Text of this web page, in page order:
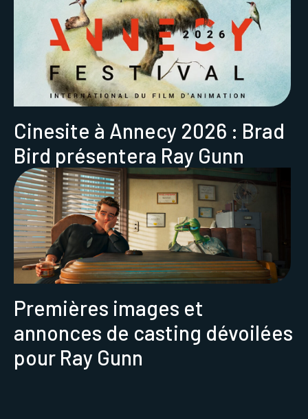
Cinesite à Annecy 2026 : Brad
Bird présentera Ray Gunn
Premières images et
annonces de casting dévoilées
pour Ray Gunn